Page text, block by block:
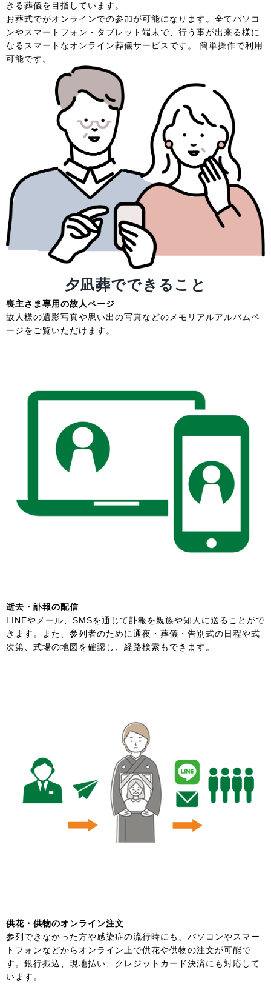
きる葬儀を目指しています。
お葬式でがオンラインでの参加が可能になります。全てパソコ
ンやスマートフォン・タブレット端末で、行う事が出来る様に
なるスマートなオンライン葬儀サービスです。 簡単操作で利用
可能です。
夕凪葬でできること
喪主さま専用の故人ページ
故人様の遺影写真や思い出の写真などのメモリアルアルバムペ
ージをご覧いただけます。
逝去・訃報の配信
LINEやメール、SMSを通じて訃報を親族や知人に送ることがで
きます。また、参列者のために通夜・葬儀・告別式の日程や式
次第、式場の地図を確認し、経路検索もできます。
供花・供物のオンライン注文
参列できなかった方や感染症の流行時にも、パソコンやスマー
トフォンなどからオンライン上で供花や供物の注文が可能で
す。銀行振込、現地払い、クレジットカード決済にも対応して
います。